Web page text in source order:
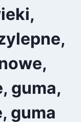
guma,
guma